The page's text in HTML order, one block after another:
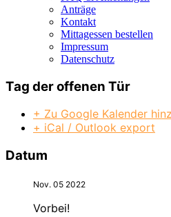
Anträge
Kontakt
Mittagessen bestellen
Impressum
Datenschutz
Tag der offenen Tür
+ Zu Google Kalender
+ iCal / Outlook export
Datum
Nov. 05 2022
Vorbei!